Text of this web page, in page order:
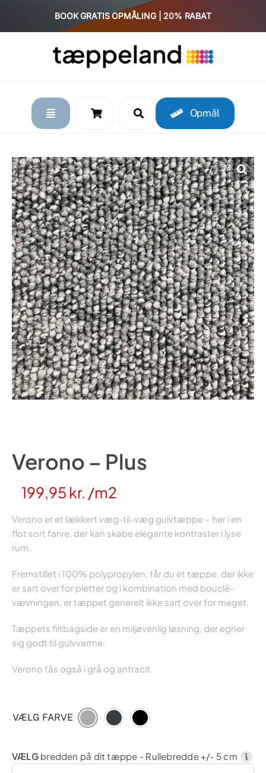
content
BOOK GRATIS OPMÅLING | 20% RABAT
Opmål
Verono – Plus
199,95 kr. /m2
Verono er et lækkert væg-til-væg gulvtæppe – her i en
flot sort farve, der kan skabe elegante kontraster i lyse
rum.
Fremstillet i 100% polypropylen, får du et tæppe, der ikke
er sart over for pletter og i kombination med bouclé-
vævningen, er tæppet generelt ikke sart over for meget.
Tæppets filtbagside er en miljøvenlig løsning, der egner
sig godt til gulvvarme.
Verono fås også i grå og antracit.
VÆLG FARVE
VÆLGbredden på dit tæppe - Rullebredde +/- 5 cm